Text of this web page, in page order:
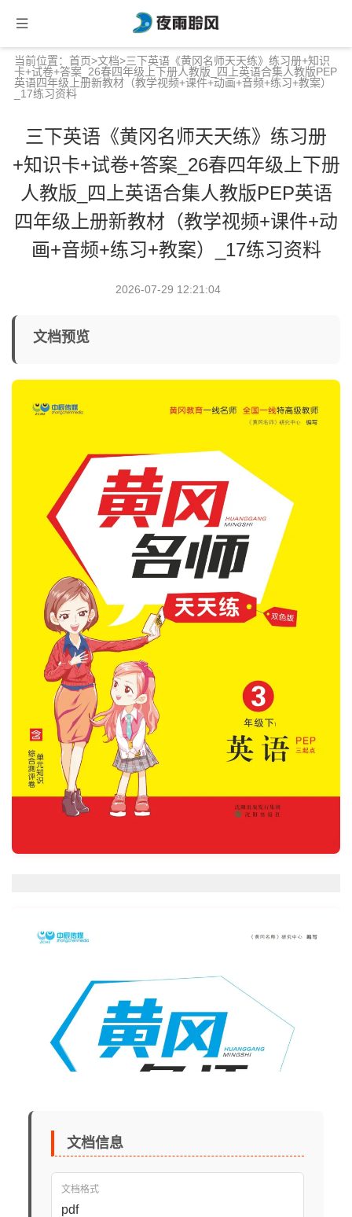
当前位置： 首页>文档>三下英语《黄冈名师天天练》练习册+知识
卡+试卷+答案_26春四年级上下册人教版_四上英语合集人教版PEP
英语四年级上册新教材（教学视频+课件+动画+音频+练习+教案）
_17练习资料
三下英语《黄冈名师天天练》练习册
+知识卡+试卷+答案_26春四年级上下册
人教版_四上英语合集人教版PEP英语
四年级上册新教材（教学视频+课件+动
画+音频+练习+教案）_17练习资料
2026-07-29 12:21:04
文档预览
文档信息
文档格式
pdf